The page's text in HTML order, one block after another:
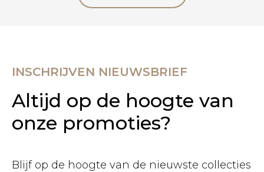
INSCHRIJVEN NIEUWSBRIEF
Altijd op de hoogte van
onze promoties?
Blijf op de hoogte van de nieuwste collecties